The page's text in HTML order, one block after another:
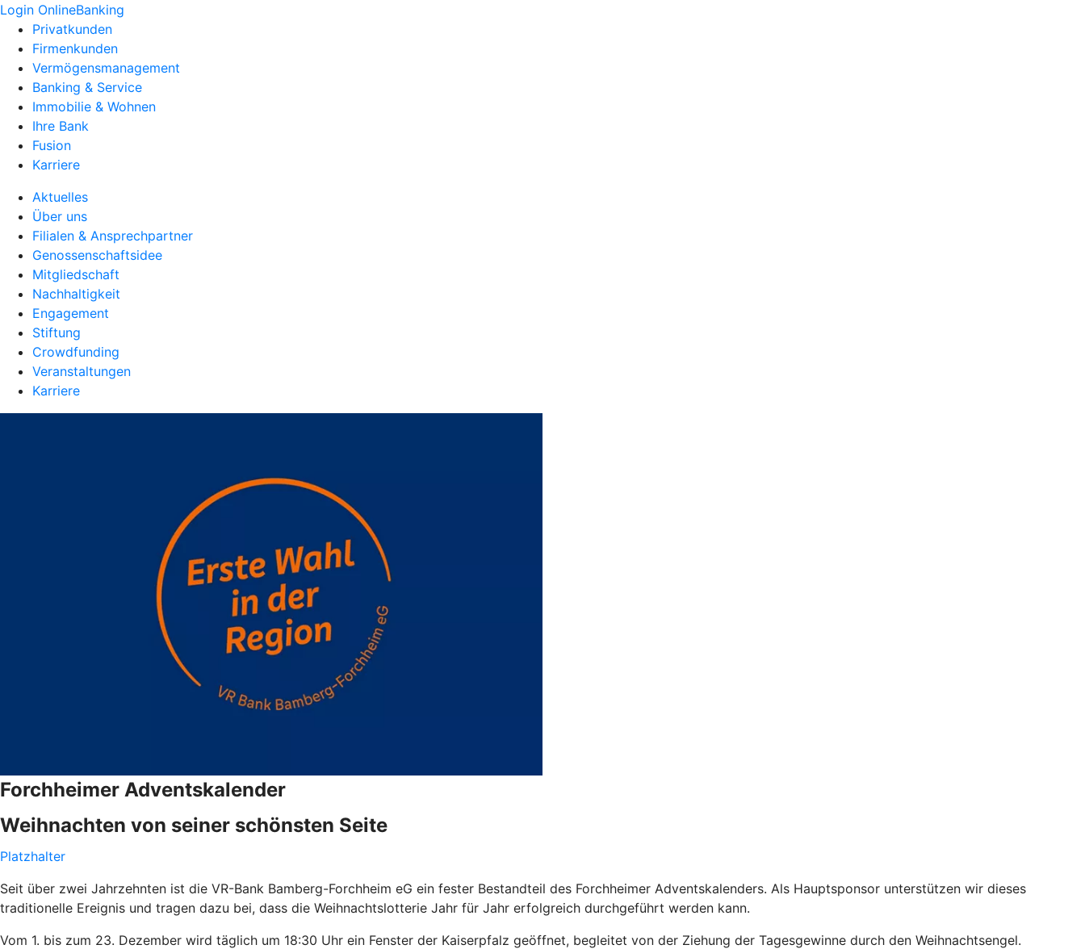
Login OnlineBanking
Privatkunden
Firmenkunden
Vermögensmanagement
Banking & Service
Immobilie & Wohnen
Ihre Bank
Fusion
Karriere
Aktuelles
Über uns
Filialen & Ansprechpartner
Genossenschaftsidee
Mitgliedschaft
Nachhaltigkeit
Engagement
Stiftung
Crowdfunding
Veranstaltungen
Karriere
Forchheimer Adventskalender
Weihnachten von seiner schönsten Seite
Platzhalter
Seit über zwei Jahrzehnten ist die VR-Bank Bamberg-Forchheim eG ein fester Bestandteil des Forchheimer Adventskalenders. Als Hauptsponsor unterstützen wir dieses
traditionelle Ereignis und tragen dazu bei, dass die Weihnachtslotterie Jahr für Jahr erfolgreich durchgeführt werden kann.
Vom 1. bis zum 23. Dezember wird täglich um 18:30 Uhr ein Fenster der Kaiserpfalz geöffnet, begleitet von der Ziehung der Tagesgewinne durch den Weihnachtsengel.